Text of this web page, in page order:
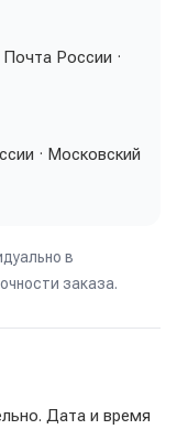
России ·
· Московский
в
заказа.
Дата и время